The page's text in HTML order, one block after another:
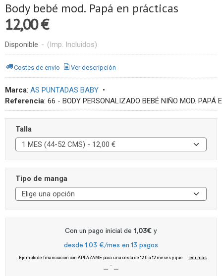
Body bebé mod. Papá en prácticas
12,00 €
Disponible - (Imp. Incluidos)
Costes de envío Ver descripción
Marca: AS PUNTADAS BABY •
Referencia: 66 - BODY PERSONALIZADO BEBÉ NIÑO MOD. PAPÁ
Talla
Tipo de manga